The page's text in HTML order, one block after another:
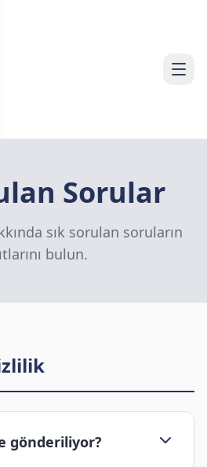
Sorular
sık sorulan soruların
bulun.
gönderiliyor?